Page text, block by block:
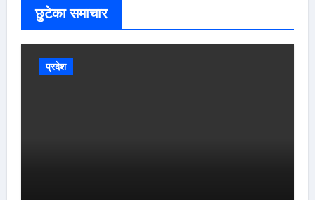
छुटेका समाचार
प्रदेश